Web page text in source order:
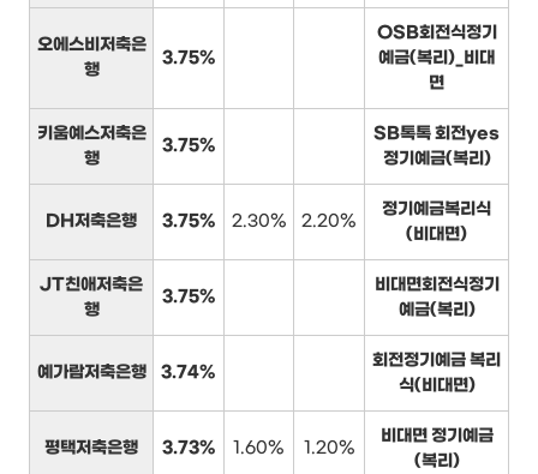
오에스비저축은
행
3.75%
OSB회전식정기
예금(복리)_비대
면
키움예스저축은
행
3.75%
SB톡톡 회전yes
정기예금(복리)
DH저축은행 3.75% 2.30% 2.20%
정기예금복리식
(비대면)
JT친애저축은
행
3.75%
비대면회전식정기
예금(복리)
예가람저축은행 3.74%
회전정기예금 복리
식(비대면)
평택저축은행 3.73% 1.60% 1.20%
비대면 정기예금
(복리)